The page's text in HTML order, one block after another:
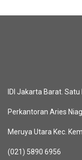
IDI Jakarta Barat. Satu
Perkantoran Aries
Meruya Utara Kec.
(021) 5890 6956